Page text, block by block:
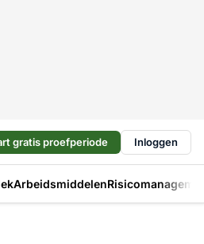
gratis proefperiode Inloggen
Arbeidsmiddelen